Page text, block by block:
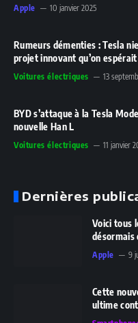
Apple 10 janvier 2025
Rumeurs démenties : Tesla
projet innovant qu’on
Voitures électriques 13
BYD s’attaque à la Tesla
nouvelle Han L
Voitures électriques 11 janvier
Dernières
Voici tous
désormais
Apple 9
Cette
ultime